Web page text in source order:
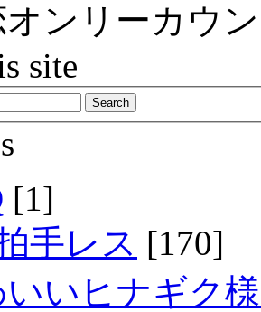
オンリーカウ
site
[1]
手レス [170]
いヒナギク